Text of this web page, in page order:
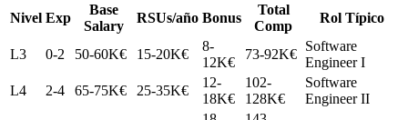
Nivel Exp
Base
Salary
RSUs/año Bonus
Total
Comp
Rol Típico
L3 0-2 50-60K€ 15-20K€
8-
12K€
73-92K€
Software
Engineer I
L4
2-4 65-75K€ 25-35K€
12-
18K€
102-
128K€
Software
Engineer II